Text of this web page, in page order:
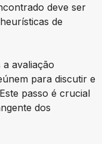
deve ser
de
a avaliação
para discutir e
passo é crucial
dos